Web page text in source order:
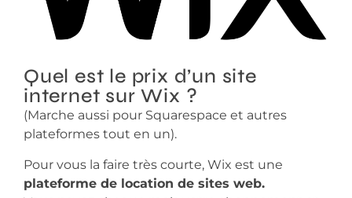
Quel est le prix d’un site
internet sur Wix ?
(Marche aussi pour Squarespace et autres
plateformes tout en un).
Pour vous la faire très courte, Wix est une
plateforme de location de sites web.